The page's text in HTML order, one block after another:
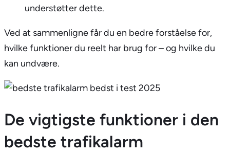
understøtter dette.
Ved at sammenligne får du en bedre forståelse for,
hvilke funktioner du reelt har brug for – og hvilke du
kan undvære.
De vigtigste funktioner i den
bedste trafikalarm